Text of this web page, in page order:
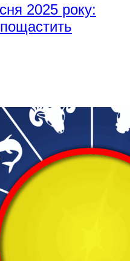
2025 року: